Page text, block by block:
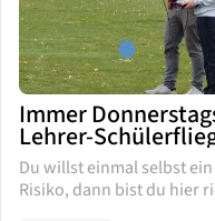
Immer
Lehrer-
Du willst einmal selbst
Risiko, dann bist du hier